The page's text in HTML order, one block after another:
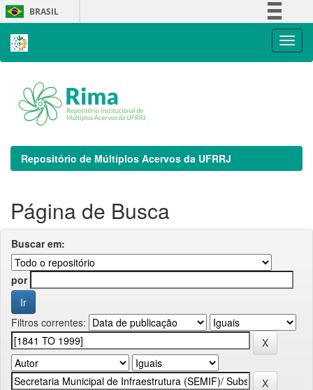
Skip
navigation
BRASIL
Repositório de Múltiplos Acervos da UFRRJ
Página de Busca
Buscar em:
por
Filtros correntes: